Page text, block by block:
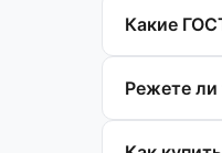
Какие
Режете ли